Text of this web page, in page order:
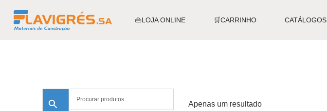
👜LOJA ONLINE 🛒CARRINHO CATÁLOGOS
Apenas um resultado